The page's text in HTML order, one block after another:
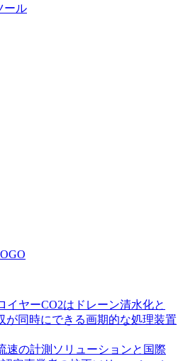
ール
イヤーCO2はドレーン清水化と
が同時にできる画期的な処理装置
速の計測ソリューションと国際